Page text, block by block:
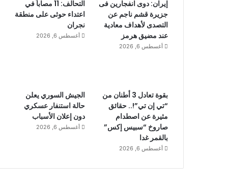
إيران: دوى انفجارين فى
جزيرة قشم ناجم عن
التصدى لأهداف معادية
عند مضيق هرمز
أغسطس 6, 2026
التحالف: 11 مصاباً في
اعتداء حوثى على منطقة
نجران
أغسطس 6, 2026
بقوة تعادل 3 أطنان من
“تي إن تي”!.. حقائق
مثيرة عن اصطدام
صاروخ “سبيس إكس”
بالقمر غدا
أغسطس 6, 2026
الجيش السوري يعلن
حالة استنفار عسكري
دون إعلان الأسباب
أغسطس 6, 2026